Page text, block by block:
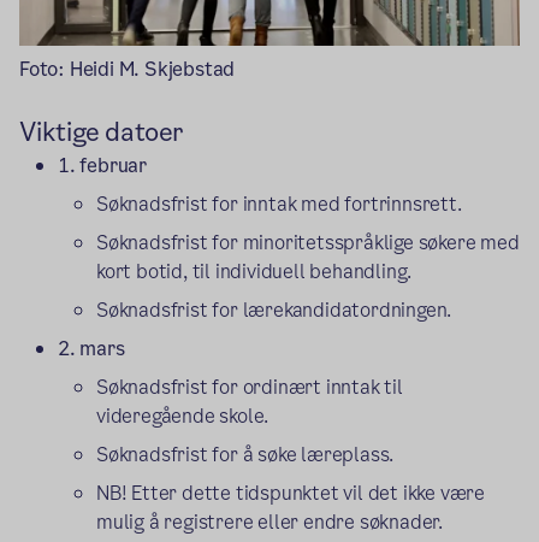
Foto: Heidi M. Skjebstad
Viktige datoer
1. februar
Søknadsfrist for inntak med fortrinnsrett.
Søknadsfrist for minoritetsspråklige søkere med
kort botid, til individuell behandling.
Søknadsfrist for lærekandidatordningen.
2. mars
Søknadsfrist for ordinært inntak til
videregående skole.
Søknadsfrist for å søke læreplass.
NB! Etter dette tidspunktet vil det ikke være
mulig å registrere eller endre søknader.